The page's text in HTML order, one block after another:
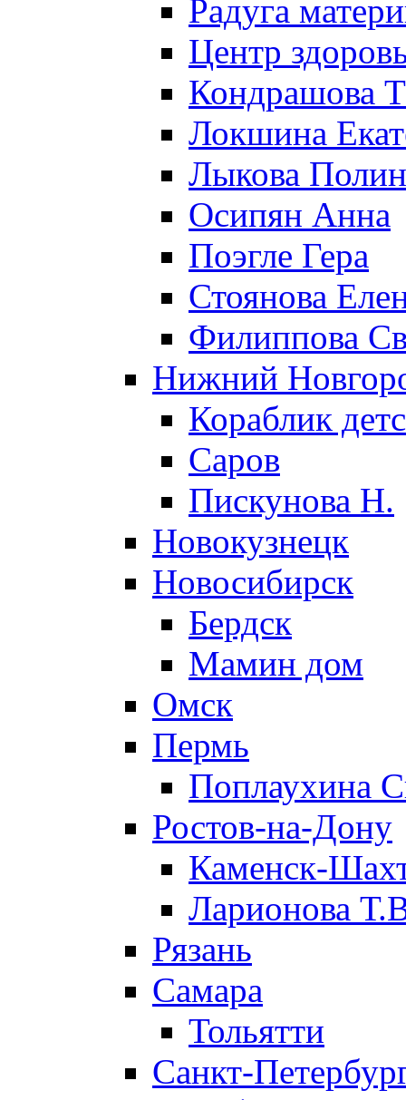
Радуга
Центр
Кондрашова
Локшина
Лыкова
Осипян Анна
Поэгле Гера
Стоянова
Филиппова
Нижний
Кораблик
Саров
Пискунова Н.
Новокузнецк
Новосибирск
Бердск
Мамин дом
Омск
Пермь
Поплаухина
Ростов-на-Дону
Каменск-
Ларионова
Рязань
Самара
Тольятти
Санкт-